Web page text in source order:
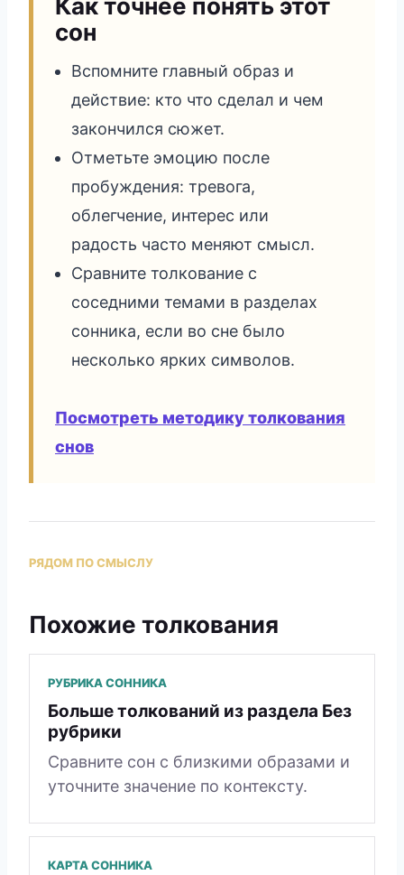
Как точнее понять этот
сон
Вспомните главный образ и
действие: кто что сделал и чем
закончился сюжет.
Отметьте эмоцию после
пробуждения: тревога,
облегчение, интерес или
радость часто меняют смысл.
Сравните толкование с
соседними темами в разделах
сонника, если во сне было
несколько ярких символов.
Посмотреть методику толкования
снов
РЯДОМ ПО СМЫСЛУ
Похожие толкования
РУБРИКА СОННИКА
Больше толкований из раздела Без
рубрики
Сравните сон с близкими образами и
уточните значение по контексту.
КАРТА СОННИКА